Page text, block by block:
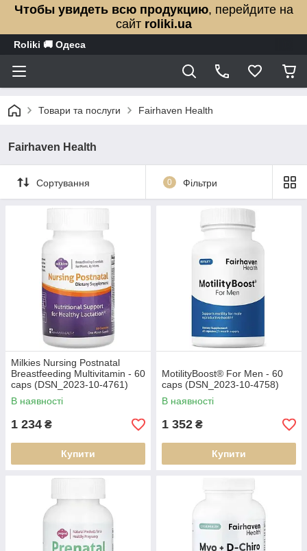
Чтобы увидеть всю продукцию, перейдите на
сайт roliki.ua
Roliki 🚚 Одеса
Товари та послуги Fairhaven Health
Fairhaven Health
Сортування 0 Фільтри
Milkies Nursing Postnatal
Breastfeeding Multivitamin - 60
caps (DSN_2023-10-4761)
В наявності
1 234 ₴
Купити
MotilityBoost® For Men - 60
caps (DSN_2023-10-4758)
В наявності
1 352 ₴
Купити